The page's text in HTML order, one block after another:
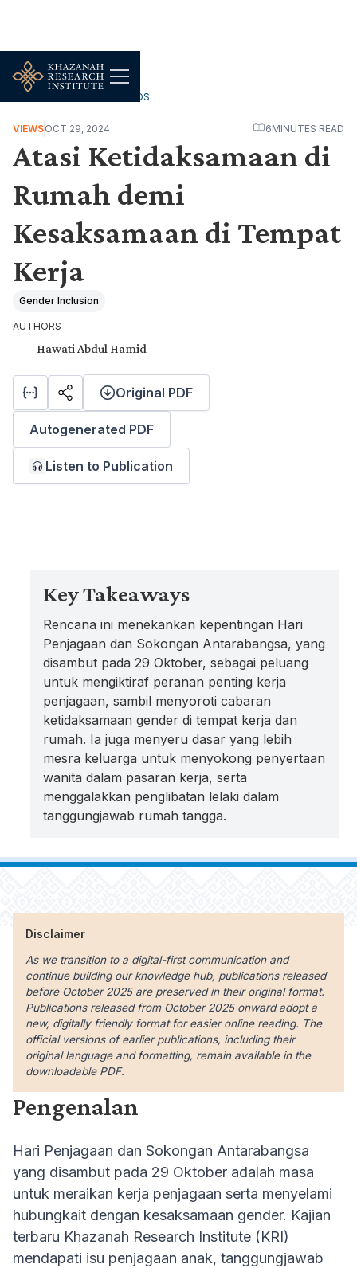
WORK, JOBS & LIVELIHOODS
VIEWSOCT 29, 2024 6MINUTES READ
Atasi Ketidaksamaan di
Rumah demi
Kesaksamaan di Tempat
Kerja
Gender Inclusion
AUTHORS
Hawati Abdul Hamid
Original PDF
Autogenerated PDF
Listen to Publication
Key Takeaways
Rencana ini menekankan kepentingan Hari
Penjagaan dan Sokongan Antarabangsa, yang
disambut pada 29 Oktober, sebagai peluang
untuk mengiktiraf peranan penting kerja
penjagaan, sambil menyoroti cabaran
ketidaksamaan gender di tempat kerja dan
rumah. Ia juga menyeru dasar yang lebih
mesra keluarga untuk menyokong penyertaan
wanita dalam pasaran kerja, serta
menggalakkan penglibatan lelaki dalam
tanggungjawab rumah tangga.
Disclaimer
As we transition to a digital-first communication and
continue building our knowledge hub, publications released
before October 2025 are preserved in their original format.
Publications released from October 2025 onward adopt a
new, digitally friendly format for easier online reading. The
official versions of earlier publications, including their
original language and formatting, remain available in the
downloadable PDF.
Pengenalan
Hari Penjagaan dan Sokongan Antarabangsa
yang disambut pada 29 Oktober adalah masa
untuk meraikan kerja penjagaan serta menyelami
hubungkait dengan kesaksamaan gender. Kajian
terbaru Khazanah Research Institute (KRI)
mendapati isu penjagaan anak, tanggungjawab